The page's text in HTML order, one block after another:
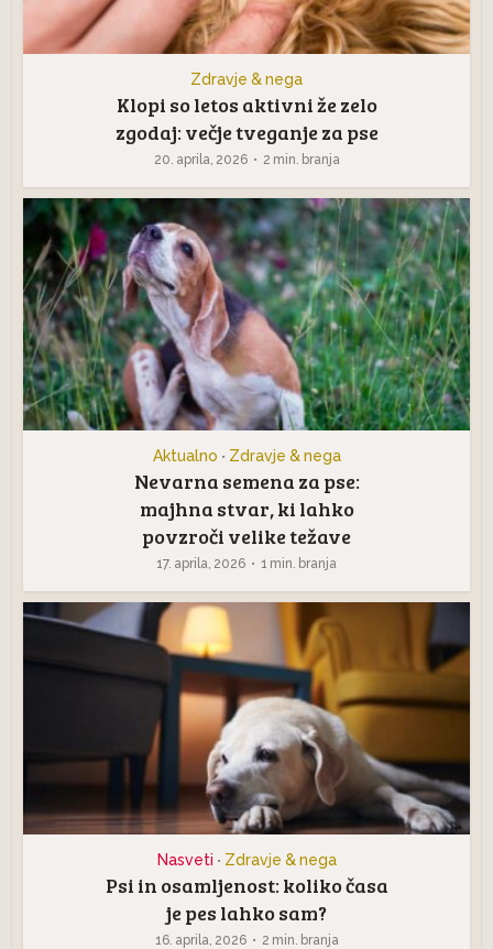
Zdravje & nega
Klopi so letos aktivni že zelo
zgodaj: večje tveganje za pse
20. aprila, 2026 2 min. branja
Aktualno • Zdravje & nega
Nevarna semena za pse:
majhna stvar, ki lahko
povzroči velike težave
17. aprila, 2026 1 min. branja
Nasveti • Zdravje & nega
Psi in osamljenost: koliko časa
je pes lahko sam?
16. aprila, 2026 2 min. branja